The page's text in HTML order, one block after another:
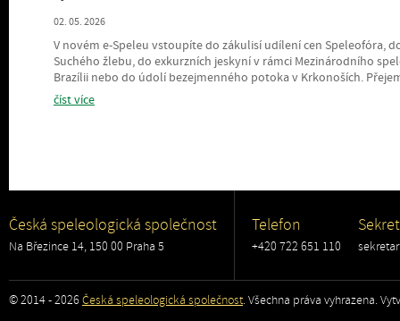
02. 05. 2026
V novém e-Speleu vstoupíte do zákulisí udílení cen Speleofóra,
Suchého žlebu, do exkurzních jeskyní v rámci Mezinárodního
Brazílii nebo do údolí bezejmenného potoka v Krkonoších.
číst více
Česká speleologická společnost
Na Březince 14, 150 00 Praha 5
Telefon
+420 722 651 110
© 2014 - 2026 Česká speleologická společnost. Všechna práva vyhrazena.